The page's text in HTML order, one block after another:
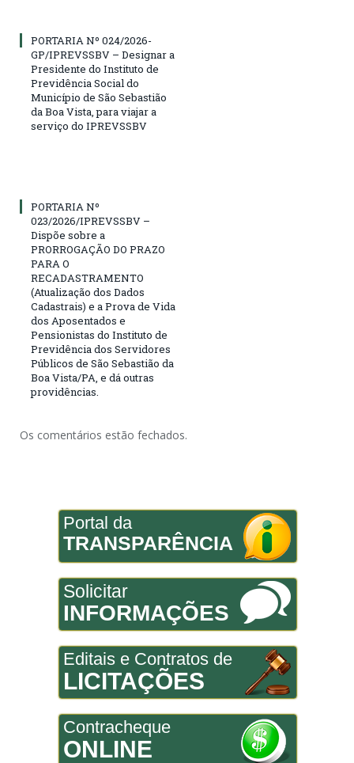
PORTARIA Nº 024/2026-
GP/IPREVSSBV – Designar a
Presidente do Instituto de
Previdência Social do
Município de São Sebastião
da Boa Vista, para viajar a
serviço do IPREVSSBV
PORTARIA Nº
023/2026/IPREVSSBV –
Dispõe sobre a
PRORROGAÇÃO DO PRAZO
PARA O
RECADASTRAMENTO
(Atualização dos Dados
Cadastrais) e a Prova de Vida
dos Aposentados e
Pensionistas do Instituto de
Previdência dos Servidores
Públicos de São Sebastião da
Boa Vista/PA, e dá outras
providências.
Os comentários estão fechados.
Portal da
TRANSPARÊNCIA
Solicitar
INFORMAÇÕES
Editais e Contratos de
LICITAÇÕES
Contracheque
ONLINE